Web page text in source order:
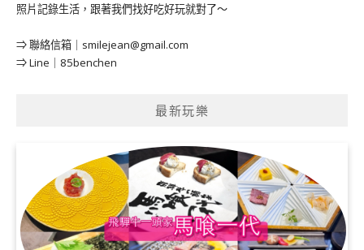
照片記錄生活，跟著我們找好吃好玩就對了～
⇒ 聯絡信箱｜ smilejean@gmail.com
⇒ Line｜85benchen
最新玩樂